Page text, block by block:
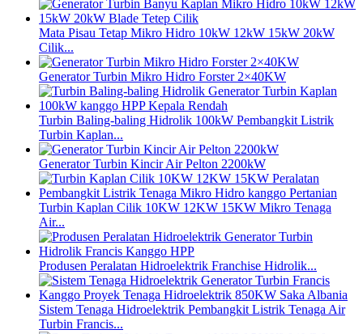
Mata Pisau Tetap Mikro Hidro 10kW 12kW 15kW 20kW
Cilik...
Generator Turbin Mikro Hidro Forster 2×40KW
Turbin Baling-baling Hidrolik 100kW Pembangkit Listrik
Turbin Kaplan...
Generator Turbin Kincir Air Pelton 2200kW
Turbin Kaplan Cilik 10KW 12KW 15KW Mikro Tenaga
Air...
Produsen Peralatan Hidroelektrik Franchise Hidrolik...
Sistem Tenaga Hidroelektrik Pembangkit Listrik Tenaga Air
Turbin Francis...